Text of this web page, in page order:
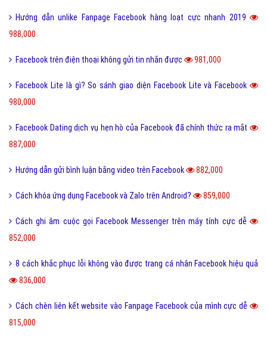
Hướng dẫn unlike Fanpage Facebook hàng loạt cực nhanh 2019
988,000
Facebook trên điện thoại không gửi tin nhắn được 981,000
Facebook Lite là gì? So sánh giao diện Facebook Lite và Facebook
980,000
Facebook Dating dịch vụ hẹn hò của Facebook đã chính thức ra mắt
887,000
Hướng dẫn gửi bình luận bằng video trên Facebook 882,000
Cách khóa ứng dụng Facebook và Zalo trên Android? 859,000
Cách ghi âm cuộc gọi Facebook Messenger trên máy tính cực dễ
852,000
8 cách khắc phục lỗi không vào được trang cá nhân Facebook hiệu quả
836,000
Cách chèn liên kết website vào Fanpage Facebook của mình cực dễ
815,000